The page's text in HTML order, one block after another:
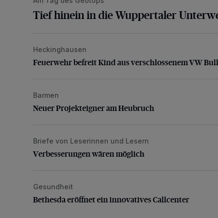
Tief hinein in die Wuppertaler
Feuerwehr befreit Kind aus verschlossenem VW Bulli
Heckinghausen
Feuerwehr befreit Kind aus verschlossenem VW
Neuer Projekteigner am Heubruch
Barmen
Neuer Projekteigner am Heubruch
Verbesserungen wären möglich
Briefe von Leserinnen und Lesern
Verbesserungen wären möglich
Bethesda eröffnet ein innovatives Callcenter
Gesundheit
Bethesda eröffnet ein innovatives Callcenter